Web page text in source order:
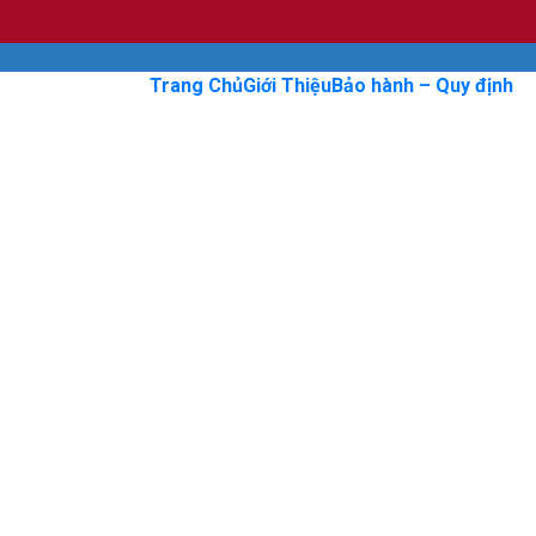
Trang ChủGiới ThiệuBảo hành – Quy định